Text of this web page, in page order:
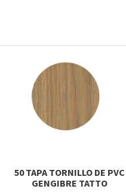
50 TAPA TORNILLO DE PVC
GENGIBRE TATTO